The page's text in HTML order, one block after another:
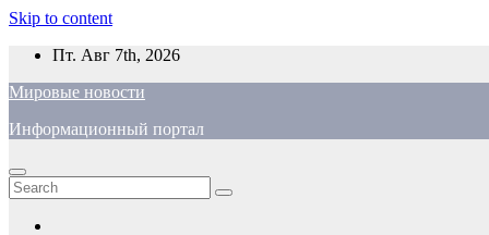
Skip to content
Пт. Авг 7th, 2026
Мировые новости
Информационный портал